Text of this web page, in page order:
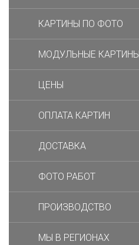
КАРТИНЫ ПО ФОТО
МОДУЛЬНЫЕ КАРТИНЫ
ЦЕНЫ
ОПЛАТА КАРТИН
ДОСТАВКА
ФОТО РАБОТ
ПРОИЗВОДСТВО
МЫ В РЕГИОНАХ